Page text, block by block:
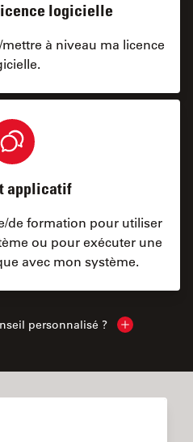
logicielle
à niveau ma licence
applicatif
de formation pour utiliser
ou pour exécuter une
avec mon système.
personnalisé ? Show local